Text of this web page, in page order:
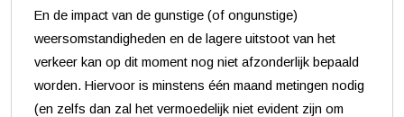
En de impact van de gunstige (of ongunstige)
weersomstandigheden en de lagere uitstoot van het
verkeer kan op dit moment nog niet afzonderlijk bepaald
worden. Hiervoor is minstens één maand metingen nodig
(en zelfs dan zal het vermoedelijk niet evident zijn om